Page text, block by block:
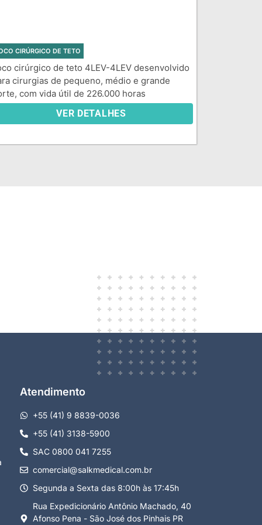
CIRÚRGICO DE TETO
cirúrgico de teto 4LEV-4LEV desenvolvido
cirurgias de pequeno, médio e grande
com vida útil de 226.000 horas
VER DETALHES
Atendimento
+55 (41) 9 8839-0036
+55 (41) 3138-5900
SAC 0800 041 7255
comercial@salkmedical.com.br
Segunda a Sexta das 8:00h às 17:45h
Rua Expedicionário Antônio Machado, 40
Afonso Pena - São José dos Pinhais PR